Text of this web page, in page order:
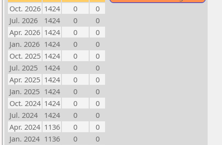
Oct. 2026 1424 0
0
Jul. 2026
1424 0
0
Apr. 2026 1424 0
0
Jan. 2026 1424 0
0
Oct. 2025 1424 0
0
Jul. 2025
1424 0
0
Apr. 2025 1424 0
0
Jan. 2025 1424 0
0
Oct. 2024 1424 0
0
Jul. 2024
1424 0
0
Apr. 2024 1136 0
0
Jan. 2024 1136 0
0